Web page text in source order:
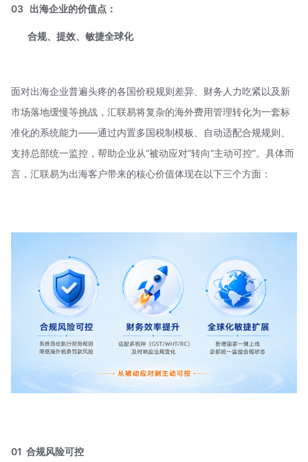
03 出海企业的价值点：
合规、提效、敏捷全球化
面对出海企业普遍头疼的各国价税规则差异、财务人力吃紧以及新
市场落地缓慢等挑战，汇联易将复杂的海外费用管理转化为一套标
准化的系统能力——通过内置多国税制模板、自动适配合规规则、
支持总部统一监控，帮助企业从“被动应对”转向“主动可控”。具体而
言，汇联易为出海客户带来的核心价值体现在以下三个方面：
01 合规风险可控